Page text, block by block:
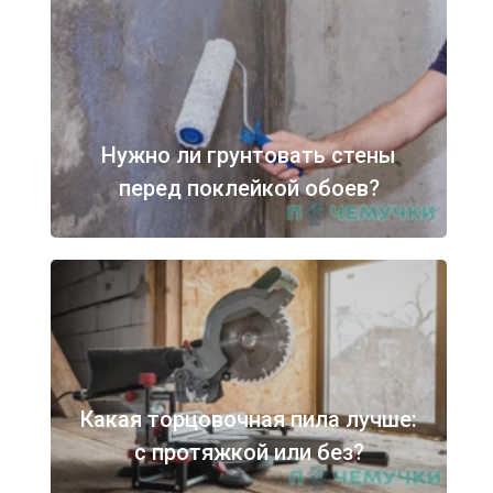
Нужно ли грунтовать стены
перед поклейкой обоев?
Какая торцовочная пила лучше:
с протяжкой или без?